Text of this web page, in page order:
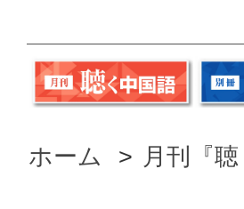
ホーム > 月刊『聴